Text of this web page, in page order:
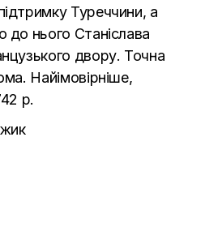
Туреччини, а
до нього Станіслава
двору. Точна
Найімовірніше,
р.